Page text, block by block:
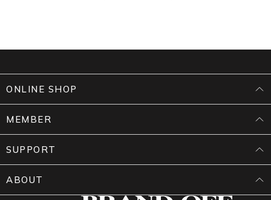
ONLINE SHOP
MEMBER
SUPPORT
ABOUT